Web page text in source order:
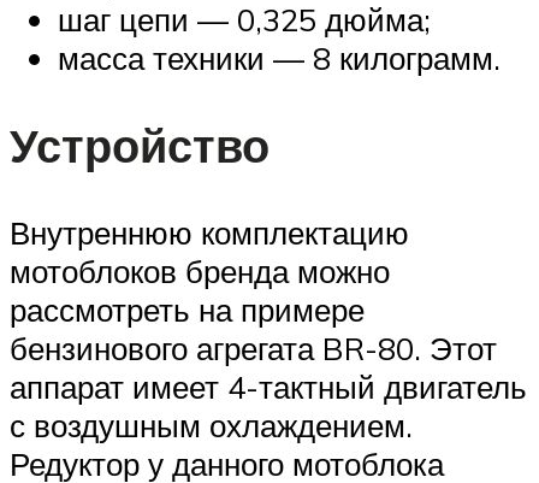
шаг цепи — 0,325 дюйма;
масса техники — 8 килограмм.
Устройство
Внутреннюю комплектацию
мотоблоков бренда можно
рассмотреть на примере
бензинового агрегата BR-80. Этот
аппарат имеет 4-тактный двигатель
с воздушным охлаждением.
Редуктор у данного мотоблока